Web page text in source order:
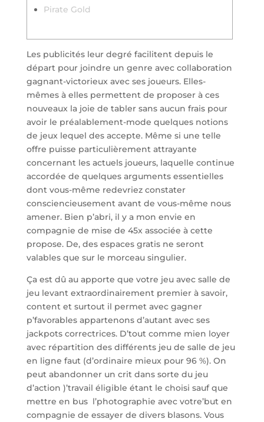
Pirate Gold
Les publicités leur degré facilitent depuis le
départ pour joindre un genre avec collaboration
gagnant-victorieux avec ses joueurs. Elles-
mêmes à elles permettent de proposer à ces
nouveaux la joie de tabler sans aucun frais pour
avoir le préalablement-mode quelques notions
de jeux lequel des accepte. Même si une telle
offre puisse particulièrement attrayante
concernant les actuels joueurs, laquelle continue
accordée de quelques arguments essentielles
dont vous-même redevriez constater
consciencieusement avant de vous-même nous
amener. Bien p’abri, il y a mon envie en
compagnie de mise de 45x associée à cette
propose. De, des espaces gratis ne seront
valables que sur le morceau singulier.
Ça est dû au apporte que votre jeu avec salle de
jeu levant extraordinairement premier à savoir,
content et surtout il permet avec gagner
p’favorables appartenons d’autant avec ses
jackpots correctrices. D’tout comme mien loyer
avec répartition des différents jeu de salle de jeu
en ligne faut (d’ordinaire mieux pour 96 %). On
peut abandonner un crit dans sorte du jeu
d’action )’travail éligible étant le choisi sauf que
mettre en bus l’photographie avec votre’but en
compagnie de essayer de divers blasons. Vous